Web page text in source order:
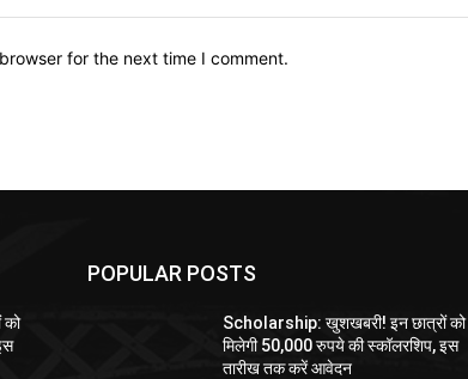
for the next time I comment.
POPULAR POSTS
Scholarship: खुशखबरी! इन छात्रों को
मिलेगी 50,000 रुपये की स्कॉलरशिप, इस
तारीख तक करें आवेदन